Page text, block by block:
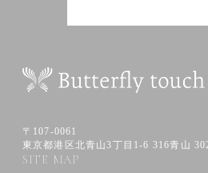
〒107-0061
東京都港区北青山3丁目1-6 316青山
SITE MAP